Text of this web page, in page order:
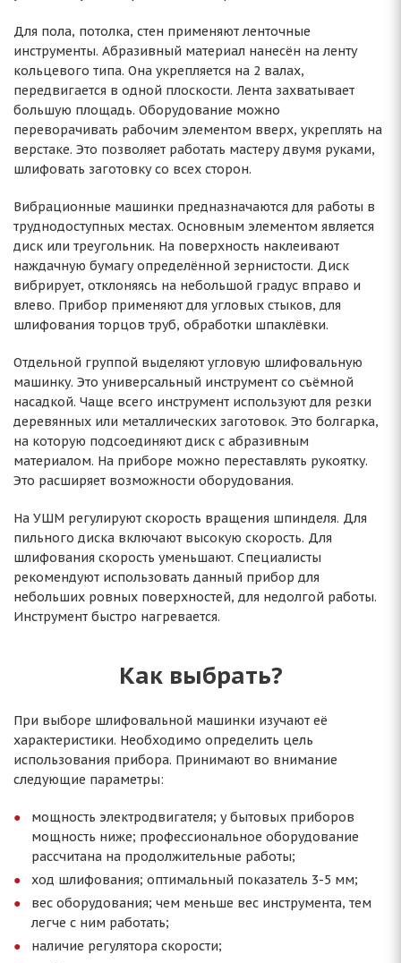
Для пола, потолка, стен применяют ленточные
инструменты. Абразивный материал нанесён на ленту
кольцевого типа. Она укрепляется на 2 валах,
передвигается в одной плоскости. Лента захватывает
большую площадь. Оборудование можно
переворачивать рабочим элементом вверх, укреплять на
верстаке. Это позволяет работать мастеру двумя руками,
шлифовать заготовку со всех сторон.
Вибрационные машинки предназначаются для работы в
труднодоступных местах. Основным элементом является
диск или треугольник. На поверхность наклеивают
наждачную бумагу определённой зернистости. Диск
вибрирует, отклоняясь на небольшой градус вправо и
влево. Прибор применяют для угловых стыков, для
шлифования торцов труб, обработки шпаклёвки.
Отдельной группой выделяют угловую шлифовальную
машинку. Это универсальный инструмент со съёмной
насадкой. Чаще всего инструмент используют для резки
деревянных или металлических заготовок. Это болгарка,
на которую подсоединяют диск с абразивным
материалом. На приборе можно переставлять рукоятку.
Это расширяет возможности оборудования.
На УШМ регулируют скорость вращения шпинделя. Для
пильного диска включают высокую скорость. Для
шлифования скорость уменьшают. Специалисты
рекомендуют использовать данный прибор для
небольших ровных поверхностей, для недолгой работы.
Инструмент быстро нагревается.
Как выбрать?
При выборе шлифовальной машинки изучают её
характеристики. Необходимо определить цель
использования прибора. Принимают во внимание
следующие параметры:
мощность электродвигателя; у бытовых приборов
мощность ниже; профессиональное оборудование
рассчитана на продолжительные работы;
ход шлифования; оптимальный показатель 3-5 мм;
вес оборудования; чем меньше вес инструмента, тем
легче с ним работать;
наличие регулятора скорости;